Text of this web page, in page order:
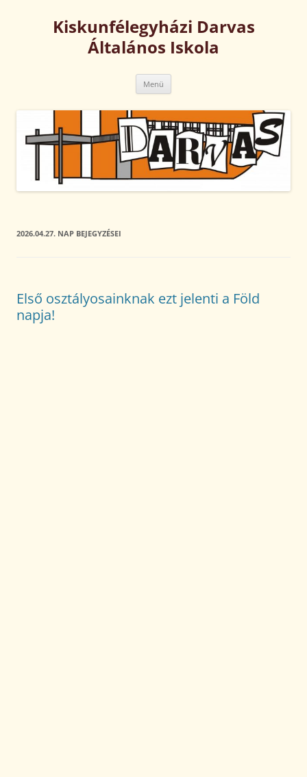
tartalombaKiskunfélegyházi Darvas
Általános Iskola
Menü
2026.04.27. NAP BEJEGYZÉSEI
Első osztályosainknak ezt jelenti a Föld
napja!